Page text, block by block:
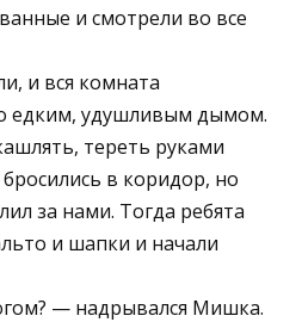
и смотрели во все
и вся комната
едким, удушливым дымом.
тереть руками
в коридор, но
за нами. Тогда ребята
и шапки и начали
— надрывался Мишка.